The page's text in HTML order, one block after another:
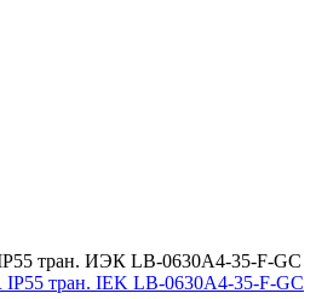
тран. ИЭК LB-0630A4-35-F-GC